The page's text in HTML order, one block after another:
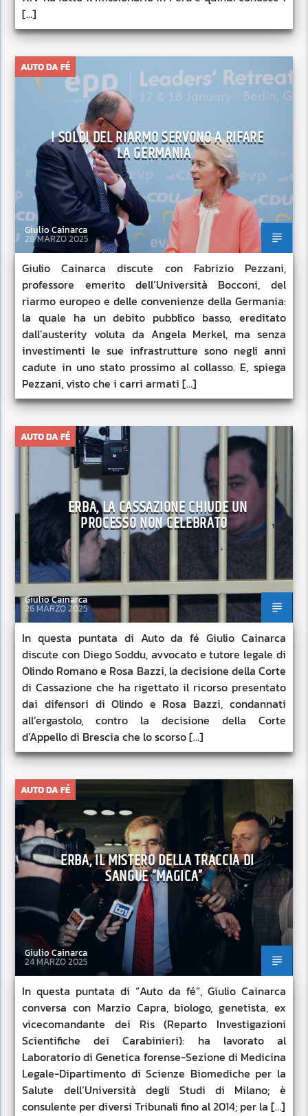
[…]
AUTO DA FÉ
I SOLDI DEL RIARMO SERVONO A RIFARE
LA GERMANIA
Giulio Cainarca
28 MARZO 2025
Giulio Cainarca discute con Fabrizio Pezzani,
professore emerito dell’Università Bocconi, del
riarmo europeo e delle convenienze della Germania:
la quale ha un debito pubblico basso, ereditato
dall’austerity voluta da Angela Merkel, ma senza
investimenti le sue infrastrutture sono negli anni
cadute in uno stato prossimo al collasso. E, spiega
Pezzani, visto che i carri armati […]
AUTO DA FÉ
ERBA, LA CASSAZIONE CHIUDE UN
PROCESSO NON CELEBRATO
Giulio Cainarca
26 MARZO 2025
In questa puntata di Auto da fé Giulio Cainarca
discute con Diego Soddu, avvocato e tutore legale di
Olindo Romano e Rosa Bazzi, la decisione della Corte
di Cassazione che ha rigettato il ricorso presentato
dai difensori di Olindo e Rosa Bazzi, condannati
all’ergastolo, contro la decisione della Corte
d’Appello di Brescia che lo scorso […]
AUTO DA FÉ
ERBA, IL MISTERO DELLA TRACCIA DI
SANGUE “MAGICA”
Giulio Cainarca
24 MARZO 2025
In questa puntata di “Auto da fé”, Giulio Cainarca
conversa con Marzio Capra, biologo, genetista, ex
vicecomandante dei Ris (Reparto Investigazioni
Scientifiche dei Carabinieri): ha lavorato al
Laboratorio di Genetica forense-Sezione di Medicina
Legale-Dipartimento di Scienze Biomediche per la
Salute dell’Università degli Studi di Milano; è
consulente per diversi Tribunali fino al 2014; per la […]